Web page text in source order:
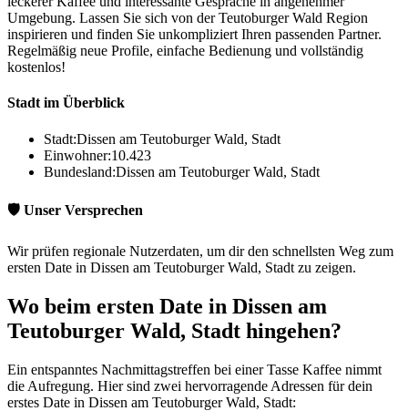
Umgebung. Lassen Sie sich von der Teutoburger Wald Region
inspirieren und finden Sie unkompliziert Ihren passenden Partner.
Regelmäßig neue Profile, einfache Bedienung und vollständig
kostenlos!
Stadt im Überblick
Stadt:Dissen am Teutoburger Wald, Stadt
Einwohner:10.423
Bundesland:Dissen am Teutoburger Wald, Stadt
🛡️ Unser Versprechen
Wir prüfen regionale Nutzerdaten, um dir den schnellsten Weg zum
ersten Date in Dissen am Teutoburger Wald, Stadt zu zeigen.
Wo beim ersten Date in Dissen am
Teutoburger Wald, Stadt hingehen?
Ein entspanntes Nachmittagstreffen bei einer Tasse Kaffee nimmt
die Aufregung. Hier sind zwei hervorragende Adressen für dein
erstes Date in Dissen am Teutoburger Wald, Stadt: